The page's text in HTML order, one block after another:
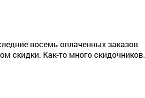
восемь оплаченных заказов
скидки. Как-то много скидочников.